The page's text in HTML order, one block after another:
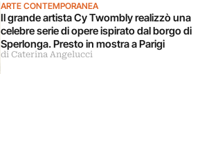
ARTE CONTEMPORANEA
Il grande artista Cy Twombly realizzò una
celebre serie di opere ispirato dal borgo di
Sperlonga. Presto in mostra a Parigi
di Caterina Angelucci